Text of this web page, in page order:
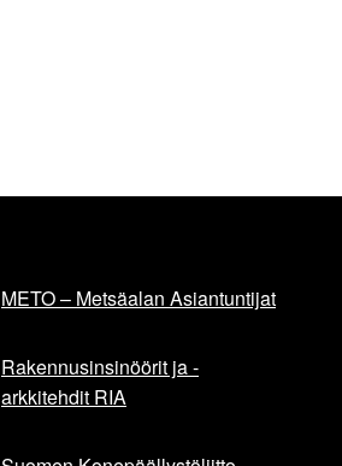
METO – Metsäalan Asiantuntijat
Rakennusinsinöörit ja -
arkkitehdit RIA